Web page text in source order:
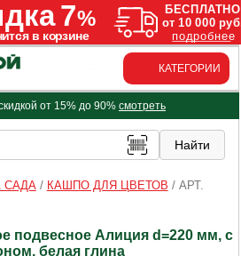
КАТЕГОРИИ
от 15% до 90% смотреть
САДА/ КАШПО ДЛЯ ЦВЕТОВ / АРТ.
подвесное Алиция d=220 мм, с
белая глина